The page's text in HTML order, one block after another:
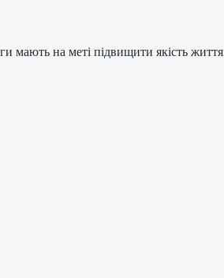
мають на меті підвищити якість